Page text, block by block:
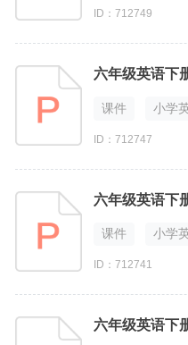
ID：712749
六年级英语下
课件 小学
ID：712747
六年级英语下
课件 小学
ID：712741
六年级英语下